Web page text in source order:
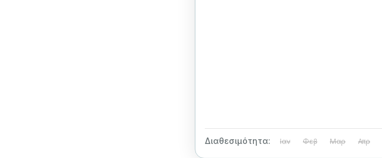
Διαθεσιμότητα: Ιαν Φεβ Μαρ Απρ